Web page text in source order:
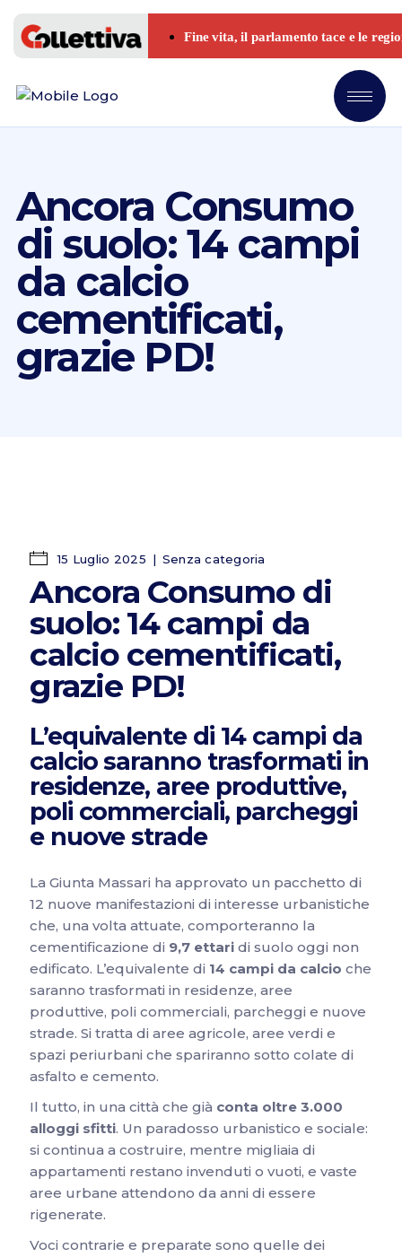
Ancora Consumo
di suolo: 14 campi
da calcio
cementificati,
grazie PD!
15 Luglio 2025 Senza categoria
Ancora Consumo di
suolo: 14 campi da
calcio cementificati,
grazie PD!
L’equivalente di 14 campi da
calciosaranno trasformati in
residenze, aree produttive,
poli commerciali, parcheggi
e nuove strade
La Giunta Massari ha approvato un pacchetto di
12 nuove manifestazioni di interesse urbanistiche
che, una volta attuate, comporteranno la
cementificazione di 9,7 ettaridi suolo oggi non
edificato. L’equivalente di 14 campi da calcio che
saranno trasformati in residenze, aree
produttive, poli commerciali, parcheggi e nuove
strade. Si tratta di aree agricole, aree verdi e
spazi periurbani che spariranno sotto colate di
asfalto e cemento.
Il tutto, in una città che già conta oltre 3.000
alloggi sfitti. Un paradosso urbanistico e sociale:
si continua a costruire, mentre migliaia di
appartamenti restano invenduti o vuoti, e vaste
aree urbane attendono da anni di essere
rigenerate.
Voci contrarie e preparate sono quelle dei